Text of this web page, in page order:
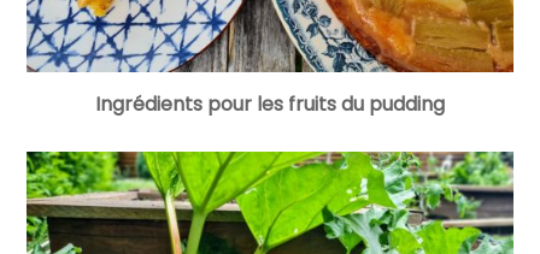
Ingrédients pour les fruits du pudding